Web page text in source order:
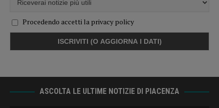
Procedendo accetti la privacy policy
ASCOLTA LE ULTIME NOTIZIE DI PIACENZA